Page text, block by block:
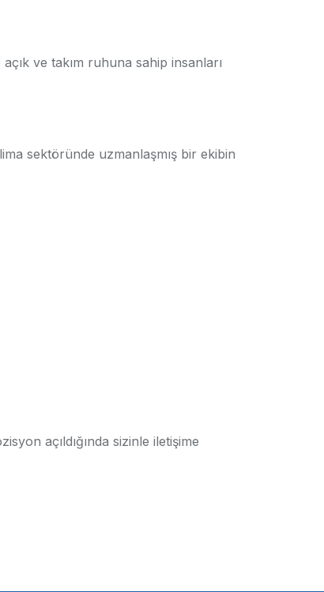
ve takım ruhuna sahip insanları
sektöründe uzmanlaşmış bir ekibin
açıldığında sizinle iletişime